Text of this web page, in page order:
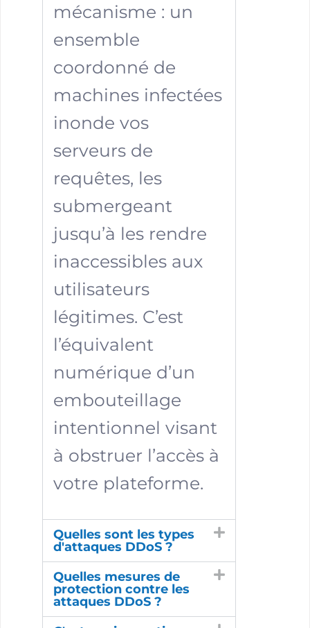
mécanisme : un
ensemble
coordonné de
machines infectées
inonde vos
serveurs de
requêtes, les
submergeant
jusqu’à les rendre
inaccessibles aux
utilisateurs
légitimes. C’est
l’équivalent
numérique d’un
embouteillage
intentionnel visant
à obstruer l’accès à
votre plateforme.
Quelles sont les types
d'attaques DDoS ?
Quelles mesures de
protection contre les
attaques DDoS ?